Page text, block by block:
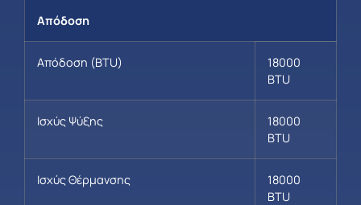
Απόδοση
Απόδοση (BTU)
18000
BTU
Ισχύς Ψύξης
18000
BTU
Ισχύς Θέρμανσης
18000
BTU